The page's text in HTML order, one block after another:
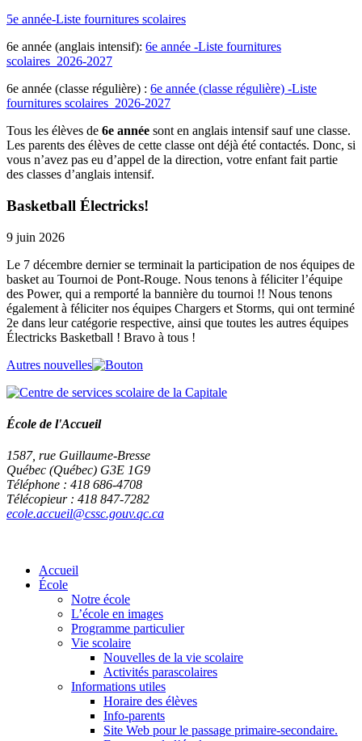
5e année-Liste fournitures scolaires
6e année (anglais intensif): 6e année -Liste fournitures
scolaires_2026-2027
6e année (classe régulière) : 6e année (classe régulière) -Liste
fournitures scolaires_2026-2027
Tous les élèves de 6e année sont en anglais intensif sauf une classe.
Les parents des élèves de cette classe ont déjà été contactés. Donc, si
vous n’avez pas eu d’appel de la direction, votre enfant fait partie
des classes d’anglais intensif.
Basketball Électricks!
9 juin 2026
Le 7 décembre dernier se terminait la participation de nos équipes de
basket au Tournoi de Pont-Rouge. Nous tenons à féliciter l’équipe
des Power, qui a remporté la bannière du tournoi !! Nous tenons
également à féliciter nos équipes Chargers et Storms, qui ont terminé
2e dans leur catégorie respective, ainsi que toutes les autres équipes
Électricks Basketball ! Bravo à tous !
Autres nouvelles
École de l'Accueil
1587, rue Guillaume-Bresse
Québec (Québec) G3E 1G9
Téléphone : 418 686-4708
Télécopieur : 418 847-7282
ecole.accueil@cssc.gouv.qc.ca
Accueil
École
Notre école
L’école en images
Programme particulier
Vie scolaire
Nouvelles de la vie scolaire
Activités parascolaires
Informations utiles
Horaire des élèves
Info-parents
Site Web pour le passage primaire-secondaire.